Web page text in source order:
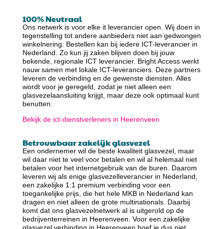
100% Neutraal
Ons netwerk is voor elke it leverancier open. Wij doen in
tegenstelling tot andere aanbieders niet aan gedwongen
winkelnering. Bestellen kan bij iedere ICT-leverancier in
Nederland. Zo kun jij zaken blijven doen bij jouw
bekende, regionale ICT leverancier. Bright Access werkt
nauw samen met lokale ICT-leveranciers. Deze partners
leveren de verbinding en de gewenste diensten. Alles
wordt voor je geregeld, zodat je niet alleen een
glasvezelaansluiting krijgt, maar deze ook optimaal kunt
benutten.
Bekijk de ict-dienstverleners in Heerenveen
Betrouwbaar zakelijk glasvezel
Een ondernemer wil de beste kwaliteit glasvezel, maar
wil daar niet te veel voor betalen en wil al helemaal niet
betalen voor het internetgebruik van de buren. Daarom
leveren wij als enige glasvezelleverancier in Nederland,
een zakelijke 1:1 premium verbinding voor een
toegankelijke prijs, die het hele MKB in Nederland kan
dragen en niet alleen de grote multinationals. Daarbij
komt dat ons glasvezelnetwerk al is uitgerold op de
bedrijventerreinen in Heerenveen. Voor een zakelijke
glasvezel verbinding in Heerenveen hoef je dus niet